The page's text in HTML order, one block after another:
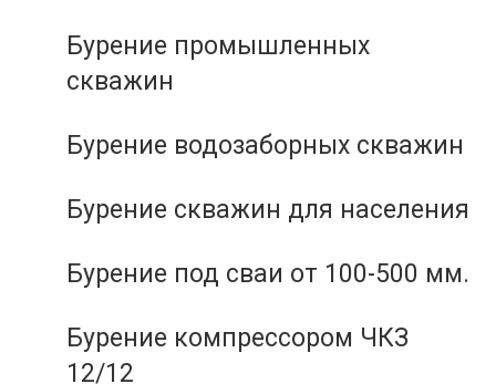
Бурение промышленных
скважин
Бурение водозаборных скважин
Бурение скважин для населения
Бурение под сваи от 100-500 мм.
Бурение компрессором ЧКЗ
12/12